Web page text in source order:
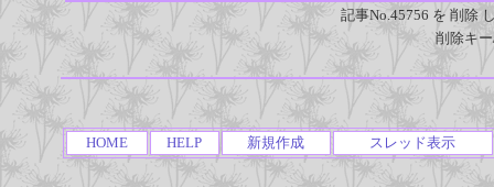
記事No.45756 を 削除
削除キ
HOME HELP 新規作成 スレッド表示